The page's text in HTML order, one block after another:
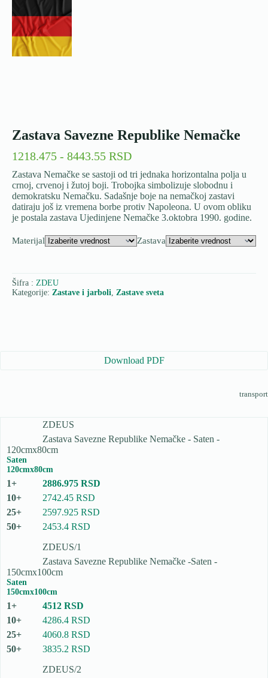
Zastava Savezne Republike Nemačke
1218.475 - 8443.55 RSD
Zastava Nemačke se sastoji od tri jednaka horizontalna polja u
crnoj, crvenoj i žutoj boji. Trobojka simbolizuje slobodnu i
demokratsku Nemačku. Sadašnje boje na nemačkoj zastavi
datiraju još iz vremena borbe protiv Napoleona. U ovom obliku
je postala zastava Ujedinjene Nemačke 3.oktobra 1990. godine.
Materijal Zastava
Šifra : ZDEU
Kategorije: Zastave i jarboli, Zastave sveta
Download PDF
transport
ZDEUS
Zastava Savezne Republike Nemačke - Saten -
120cmx80cm
Saten
120cmx80cm
2886.975 RSD
2742.45 RSD
2597.925 RSD
2453.4 RSD
ZDEUS/1
Zastava Savezne Republike Nemačke -Saten -
150cmx100cm
Saten
150cmx100cm
4512 RSD
4286.4 RSD
4060.8 RSD
3835.2 RSD
ZDEUS/2